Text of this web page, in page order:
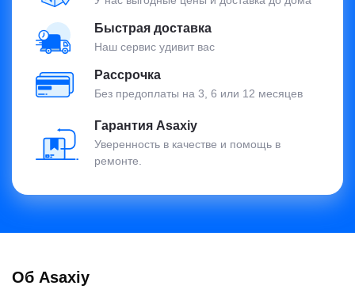
Быстрая доставка
Наш сервис удивит вас
Рассрочка
Без предоплаты на 3, 6 или 12 месяцев
Гарантия Asaxiy
Уверенность в качестве и помощь в
ремонте.
Об Asaxiy